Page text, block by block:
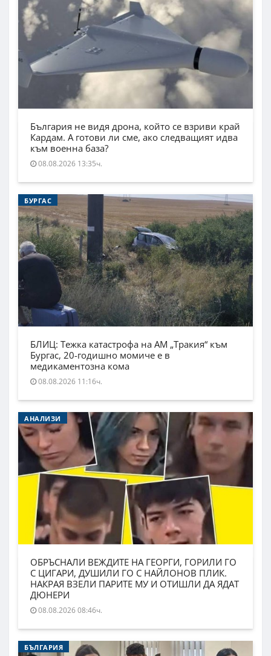
България не видя дрона, който се взриви край
Кардам. А готови ли сме, ако следващият идва
към военна база?
08.08.2026 13:35ч.
БУРГАС
БЛИЦ: Тежка катастрофа на АМ „Тракия“ към
Бургас, 20-годишно момиче е в
медикаментозна кома
08.08.2026 11:16ч.
АНАЛИЗИ
ОБРЪСНАЛИ ВЕЖДИТЕ НА ГЕОРГИ, ГОРИЛИ ГО
С ЦИГАРИ, ДУШИЛИ ГО С НАЙЛОНОВ ПЛИК.
НАКРАЯ ВЗЕЛИ ПАРИТЕ МУ И ОТИШЛИ ДА ЯДАТ
ДЮНЕРИ
08.08.2026 08:46ч.
БЪЛГАРИЯ